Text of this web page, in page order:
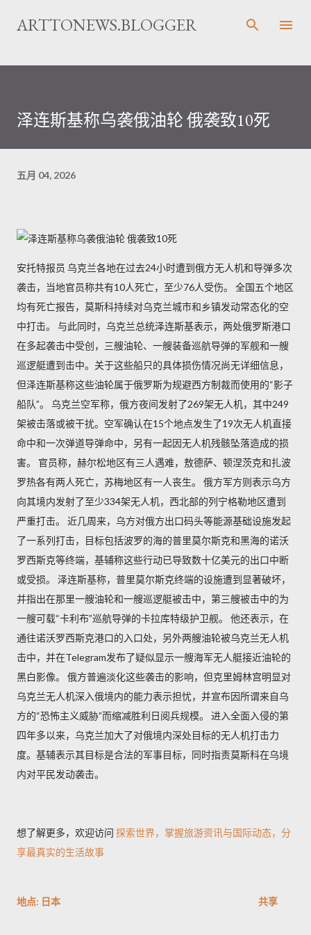
跳至主要内容
ARTTONEWS.BLOGGER
泽连斯基称乌袭俄油轮 俄袭致10死
五月 04, 2026
安托特报员 乌克兰各地在过去24小时遭到俄方无人机和导弹多次
袭击，当地官员称共有10人死亡，至少76人受伤。 全国五个地区
均有死亡报告，莫斯科持续对乌克兰城市和乡镇发动常态化的空
中打击。 与此同时，乌克兰总统泽连斯基表示，两处俄罗斯港口
在多起袭击中受创，三艘油轮、一艘装备巡航导弹的军舰和一艘
巡逻艇遭到击中。关于这些船只的具体损伤情况尚无详细信息，
但泽连斯基称这些油轮属于俄罗斯为规避西方制裁而使用的“影子
船队”。 乌克兰空军称，俄方夜间发射了269架无人机，其中249
架被击落或被干扰。空军确认在15个地点发生了19次无人机直接
命中和一次弹道导弹命中，另有一起因无人机残骸坠落造成的损
害。 官员称，赫尔松地区有三人遇难，敖德萨、顿涅茨克和扎波
罗热各有两人死亡，苏梅地区有一人丧生。 俄方军方则表示乌方
向其境内发射了至少334架无人机，西北部的列宁格勒地区遭到
严重打击。 近几周来，乌方对俄方出口码头等能源基础设施发起
了一系列打击，目标包括波罗的海的普里莫尔斯克和黑海的诺沃
罗西斯克等终端，基辅称这些行动已导致数十亿美元的出口中断
或受损。 泽连斯基称，普里莫尔斯克终端的设施遭到显著破坏，
并指出在那里一艘油轮和一艘巡逻艇被击中，第三艘被击中的为
一艘可载“卡利布”巡航导弹的卡拉库特级护卫舰。 他还表示，在
通往诺沃罗西斯克港口的入口处，另外两艘油轮被乌克兰无人机
击中，并在Telegram发布了疑似显示一艘海军无人艇接近油轮的
黑白影像。 俄方普遍淡化这些袭击的影响，但克里姆林宫明显对
乌克兰无人机深入俄境内的能力表示担忧，并宣布因所谓来自乌
方的“恐怖主义威胁”而缩减胜利日阅兵规模。 进入全面入侵的第
四年多以来，乌克兰加大了对俄境内深处目标的无人机打击力
度。基辅表示其目标是合法的军事目标，同时指责莫斯科在乌境
内对平民发动袭击。
想了解更多，欢迎访问 探索世界，掌握旅游资讯与国际动态，分
享最真实的生活故事
地点: 日本 共享